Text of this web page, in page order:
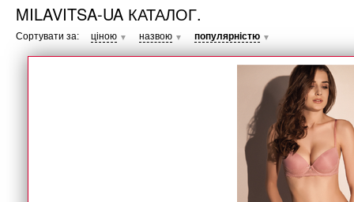
MILAVITSA-UA КАТАЛОГ.
Сортувати за: ціною ▼ назвою ▼ популярністю ▼